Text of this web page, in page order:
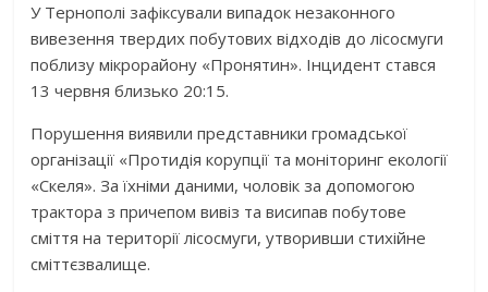
У Тернополі зафіксували випадок незаконного
вивезення твердих побутових відходів до лісосмуги
поблизу мікрорайону «Пронятин». Інцидент стався
13 червня близько 20:15.
Порушення виявили представники громадської
організації «Протидія корупції та моніторинг екології
«Скеля». За їхніми даними, чоловік за допомогою
трактора з причепом вивіз та висипав побутове
сміття на території лісосмуги, утворивши стихійне
сміттєзвалище.